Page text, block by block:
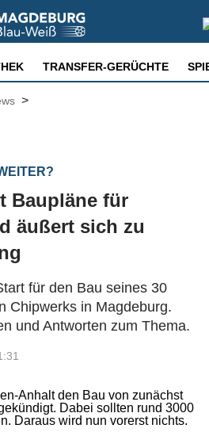
TRANSFER-GERÜCHTE
>
Baupläne für
äußert sich zu
für den Bau seines 30
Chipwerks in Magdeburg.
und Antworten zum Thema.